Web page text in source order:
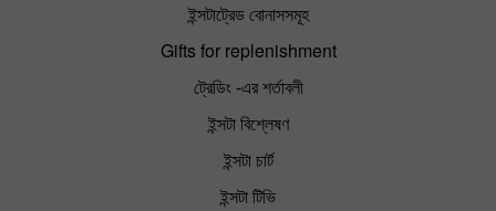
ইন্সটাট্রেড বোনাসসমূহ
Gifts for replenishment
ট্রেডিং -এর শর্তাবলী
ইন্সটা বিশ্লেষণ
ইন্সটা চার্ট
ইন্সটা টিভি